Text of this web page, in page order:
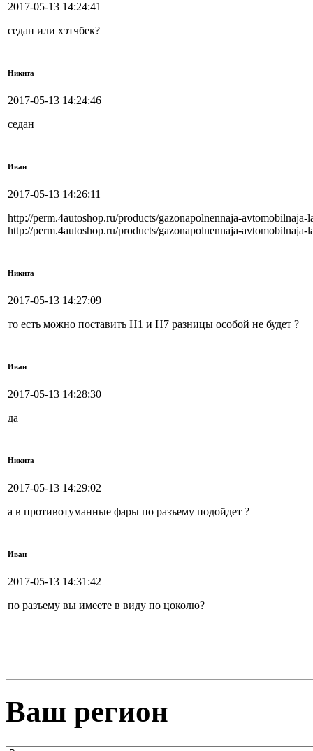
2017-05-13 14:24:41
седан или хэтчбек?
Никита
2017-05-13 14:24:46
седан
Иван
2017-05-13 14:26:11
http://perm.4autoshop.ru/products/gazonapolnennaja-
http://perm.4autoshop.ru/products/gazonapolnennaja-
Никита
2017-05-13 14:27:09
то есть можно поставить H1 и H7 разницы особой не будет ?
Иван
2017-05-13 14:28:30
да
Никита
2017-05-13 14:29:02
а в противотуманные фары по разъему подойдет ?
Иван
2017-05-13 14:31:42
по разъему вы имеете в виду по цоколю?
Ваш регион